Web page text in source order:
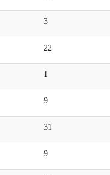
3
22
1
9
31
9